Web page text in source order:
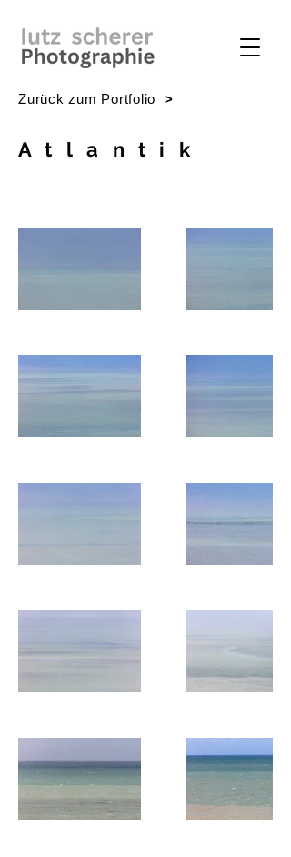
Zurück zum Portfolio >
Atlantik